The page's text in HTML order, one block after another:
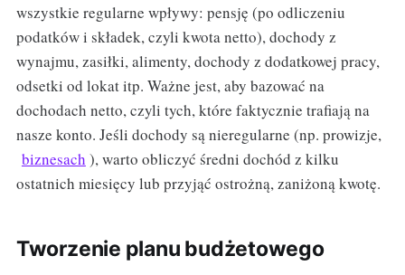
wszystkie regularne wpływy: pensję (po odliczeniu
podatków i składek, czyli kwota netto), dochody z
wynajmu, zasiłki, alimenty, dochody z dodatkowej pracy,
odsetki od lokat itp. Ważne jest, aby bazować na
dochodach netto, czyli tych, które faktycznie trafiają na
nasze konto. Jeśli dochody są nieregularne (np. prowizje,
biznesach ), warto obliczyć średni dochód z kilku
ostatnich miesięcy lub przyjąć ostrożną, zaniżoną kwotę.
Tworzenie planu budżetowego